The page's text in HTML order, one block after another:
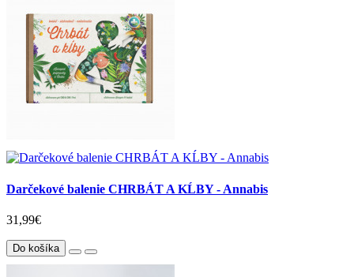
Darčekové balenie CHRBÁT A KĹBY - Annabis
31,99€
Do košíka